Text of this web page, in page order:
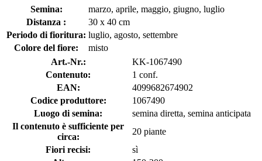
Semina:
marzo, aprile, maggio, giugno, luglio
Distanza :
30 x 40 cm
Periodo di fioritura: luglio, agosto, settembre
Colore del fiore:
misto
Art.-Nr.:
KK-1067490
Contenuto:
1 conf.
EAN:
4099682674902
Codice produttore:
1067490
Luogo di semina:
semina diretta, semina anticipata
Il contenuto è sufficiente per
circa:
20 piante
Fiori recisi:
sì